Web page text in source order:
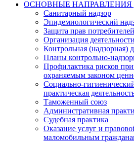
ОСНОВНЫЕ НАПРАВЛЕНИЯ
Санитарный надзор
Эпидемиологический
Защита прав потребителей
Организация деятельности
Контрольная (надзорная)
Планы контрольно-
Профилактика рисков
охраняемым законом
Социально-
практическая
Таможенный союз
Административная
Судебная практика
Оказание услуг и
маломобильным